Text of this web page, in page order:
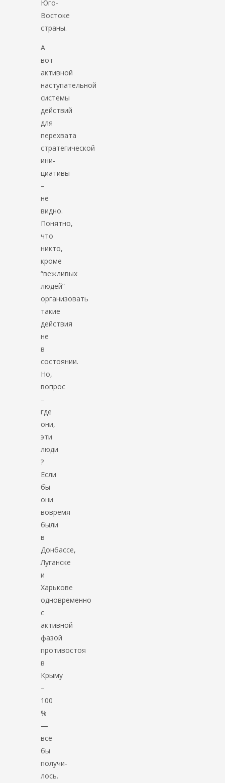
Юго-
Востоке
страны.
А
вот
активной
наступательной
системы
действий
для
перехвата
стратегической
ини-
циативы
–
не
видно.
Понятно,
что
никто,
кроме
“вежливых
людей”
организовать
такие
действия
не
в
состоянии.
Но,
вопрос
–
где
они,
эти
люди
?
Если
бы
они
вовремя
были
в
Донбассе,
Луганске
и
Харькове
одновременно
с
активной
фазой
противостоя
в
Крыму
–
100
%
—
всё
бы
получи-
лось.